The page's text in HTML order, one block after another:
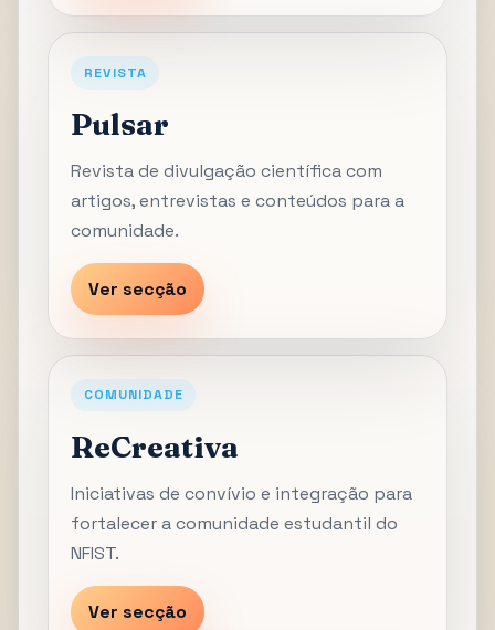
REVISTA
Pulsar
Revista de divulgação científica com
artigos, entrevistas e conteúdos para a
comunidade.
Ver secção
COMUNIDADE
ReCreativa
Iniciativas de convívio e integração para
fortalecer a comunidade estudantil do
NFIST.
Ver secção